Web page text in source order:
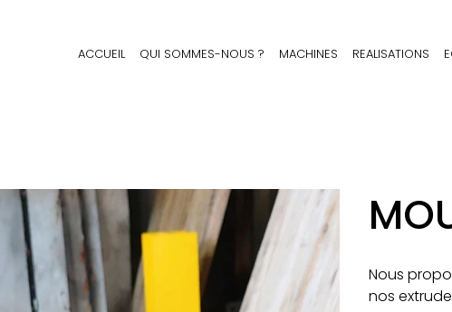
ACCUEIL QUI SOMMES-NOUS ? MACHINES REALISATIONS
Nous
nos